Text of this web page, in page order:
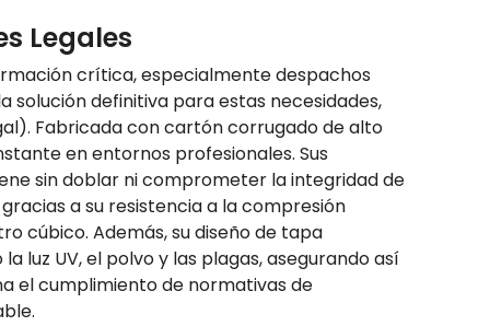
Legales
crítica, especialmente despachos
solución definitiva para estas necesidades,
Fabricada con cartón corrugado de alto
en entornos profesionales. Sus
sin doblar ni comprometer la integridad de
a su resistencia a la compresión
cúbico. Además, su diseño de tapa
UV, el polvo y las plagas, asegurando así
el cumplimiento de normativas de